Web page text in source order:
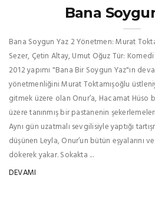
Bana
Bana Soygun Yaz 2 Yönetmen: Murat
Sezer, Çetin Altay, Umut Oğuz Tür:
2012 yapımı "Bana Bir Soygun Yaz"ın
yönetmenliğini Murat Toktamışoğlu
gitmek üzere olan Onur’a, Hacamat Hüso
üzere tanınmış bir pastanenin
Aynı gün uzatmalı sevgilisiyle yaptığı
düşünen Leyla, Onur’un bütün eşyalarını
dökerek yakar. Sokakta ...
DEVAMI